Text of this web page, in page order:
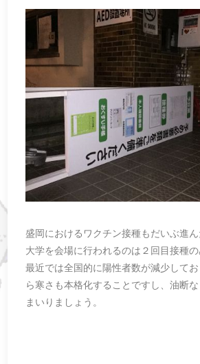
盛岡におけるワクチン接種もだいぶ進
大学を会場に行われるのは２回目接種の
最近では全国的に陽性者数が減少して
ら寒さも本格化することですし、油断
まいりましょう。